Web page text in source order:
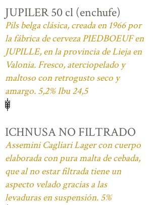
JUPILER 50 cl (enchufe)
Pils belga clásica, creada en 1966 por
la fábrica de cerveza PIEDBOEUF en
JUPILLE, en la provincia de Lieja en
Valonia. Fresco, aterciopelado y
maltoso con retrogusto seco y
amargo. 5,2% Ibu 24,5
ICHNUSA NO FILTRADO
Assemini Cagliari Lager con cuerpo
elaborada con pura malta de cebada,
que al no estar filtrada tiene un
aspecto velado gracias a las
levaduras en suspensión. 5%